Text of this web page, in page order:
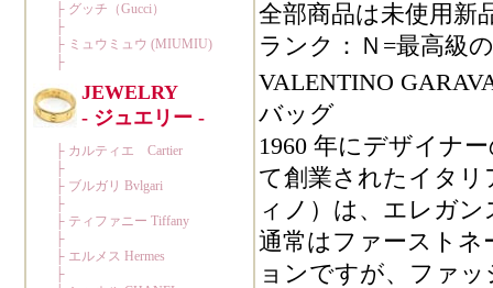
全部商品は未使用新
ランク：Ｎ=最高級
VALENTINO
バッグ
1960 年にデザイナー
て創業されたイタリ
ィノ）は、エレガ
通常はファーストネ
ョンですが、ファ